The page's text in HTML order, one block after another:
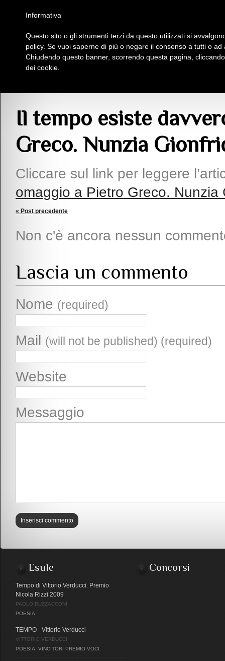
Insieme Per La Cultura
Il tempo esiste
Greco. Nunzia
Cliccare sul link per leggere
omaggio a Pietro Greco.
« Post precedente
Non c'è ancora nessun
Lascia un commento
Nome (required)
Mail (will not be published) (required)
Website
Messaggio
Esule
Tempo di Vittorio Verducci. Premio
Nicola Rizzi 2009
PAOLO BUZZACCONI
POESIA
TEMPO - Vittorio Verducci
VITTORIO VERDUCCI
POESIA
VINCITORI PREMIO VOCI
Concorsi
Informativa
Questo sito o gli strumenti terzi da questo utilizzati si
policy. Se vuoi saperne di più o negare il consenso a tutti o
Chiudendo questo banner, scorrendo questa pagina,
dei cookie.